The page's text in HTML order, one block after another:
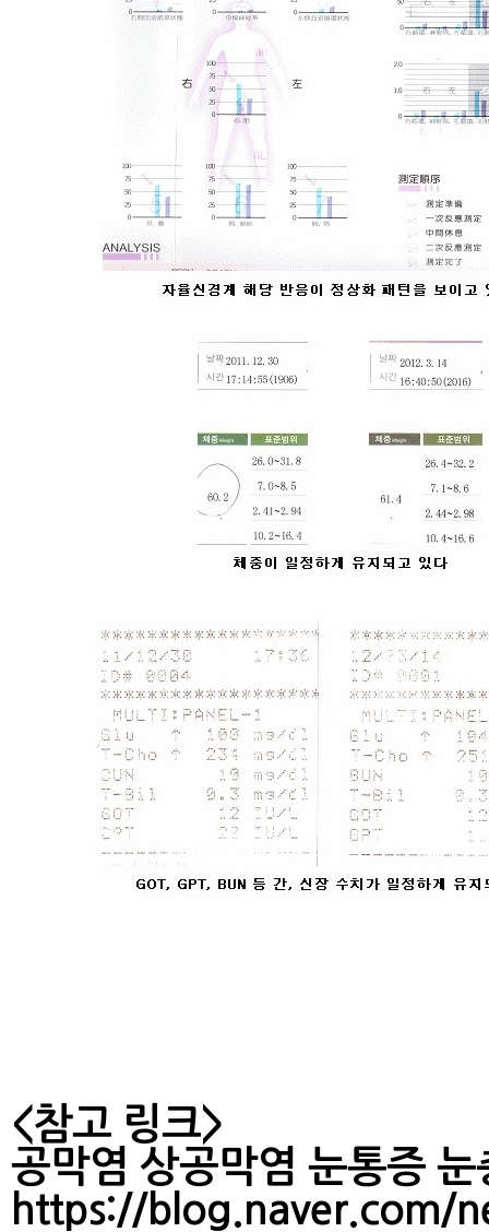
<참고 링크>
공막염 상공막염 눈통증
https://blog.naver.com/